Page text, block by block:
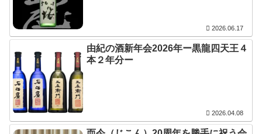
2026.06.17
由紀の酒新年会2026年ー黒龍四天王４
本２年分ー
2026.04.08